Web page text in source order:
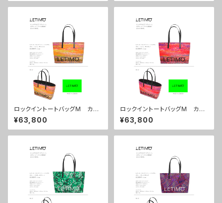
ロックイントートバッグM カラ
ー/シティーサンライズ ■配送
まで約１か月
¥63,800
ロックイントートバッグM カラ
ー/シティーサンセット ■配送
まで約１か月
¥63,800